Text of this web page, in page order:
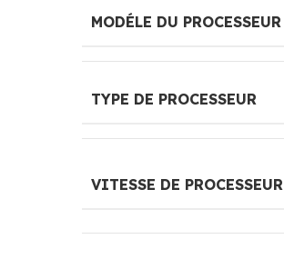
MODÉLE DU PROCESSEUR
TYPE DE PROCESSEUR
VITESSE DE PROCESSEUR